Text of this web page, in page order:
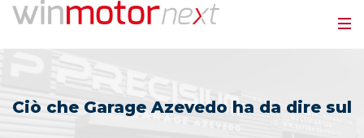
Ciò che Garage Azevedo ha da dire sul